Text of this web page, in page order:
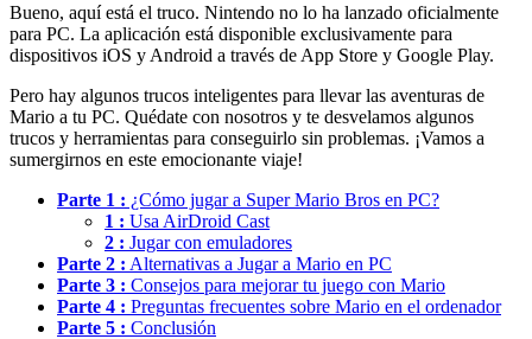
Bueno, aquí está el truco. Nintendo no lo ha lanzado oficialmente
para PC. La aplicación está disponible exclusivamente para
dispositivos iOS y Android a través de App Store y Google Play.
Pero hay algunos trucos inteligentes para llevar las aventuras de
Mario a tu PC. Quédate con nosotros y te desvelamos algunos
trucos y herramientas para conseguirlo sin problemas. ¡Vamos a
sumergirnos en este emocionante viaje!
Parte 1 : ¿Cómo jugar a Super Mario Bros en PC?
1 : Usa AirDroid Cast
2 : Jugar con emuladores
Parte 2 : Alternativas a Jugar a Mario en PC
Parte 3 : Consejos para mejorar tu juego con Mario
Parte 4 : Preguntas frecuentes sobre Mario en el ordenador
Parte 5 : Conclusión